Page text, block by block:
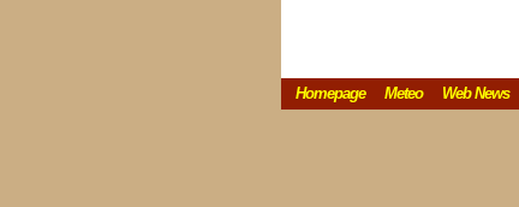
Homepage Meteo Web News